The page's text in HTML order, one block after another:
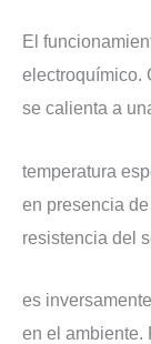
​El
electroquímico.
se calienta a
temperatura
en presencia
resistencia del
es
en el ambiente.